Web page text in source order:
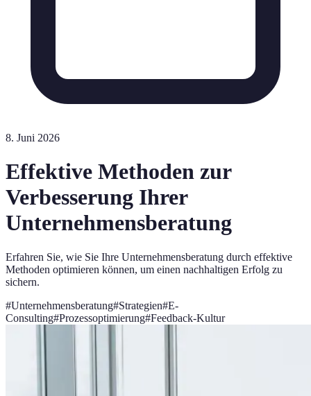
8. Juni 2026
Effektive Methoden zur
Verbesserung Ihrer
Unternehmensberatung
Erfahren Sie, wie Sie Ihre Unternehmensberatung durch effektive
Methoden optimieren können, um einen nachhaltigen Erfolg zu
sichern.
#Unternehmensberatung#Strategien#E-
Consulting#Prozessoptimierung#Feedback-Kultur